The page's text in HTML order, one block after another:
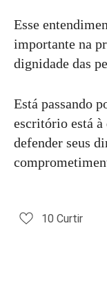
Esse
importante na
dignidade das
Está passando
escritório está
defender seus
10 Curtir